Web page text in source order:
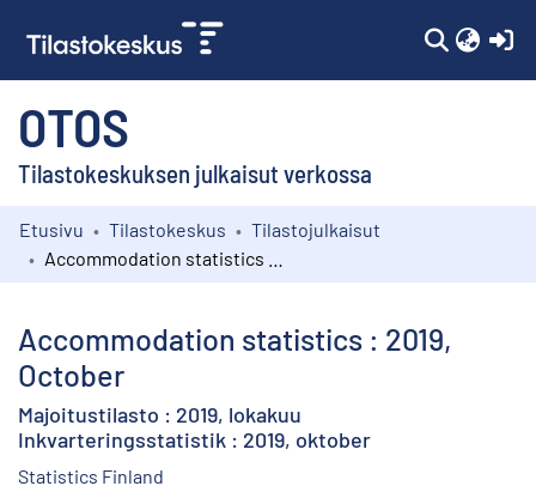
OTOS
Tilastokeskuksen julkaisut verkossa
Kokoelmat
Etusivu Tilastokeskus
Tilastojulkaisut
Accommodation statistics : 2019,
October
Majoitustilasto : 2019, lokakuu
Inkvarteringsstatistik : 2019, oktober
Statistics Finland